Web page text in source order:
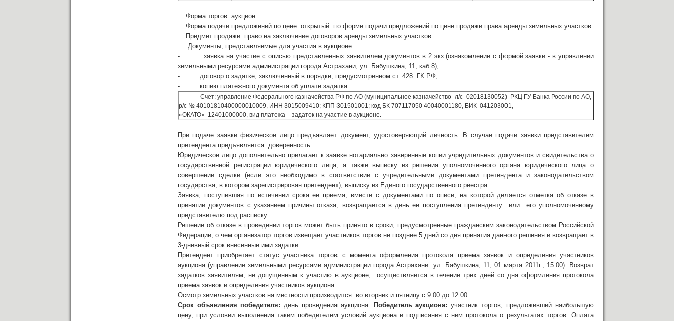
Форма торгов: аукцион.
Форма подачи предложений по цене: открытый по форме подачи предложений по цене продажи права аренды земельных участков.
Предмет продажи: право на заключение договоров аренды земельных участков.
Документы, представляемые для участия в аукционе:
- заявка на участие с описью представленных заявителем документов в 2 экз.(ознакомление с формой заявки - в управлении
земельными ресурсами администрации города Астрахани, ул. Бабушкина, 11, каб.8);
- договор о задатке, заключенный в порядке, предусмотренном ст. 428 ГК РФ;
- копию платежного документа об уплате задатка.
Счет: управление Федерального казначейства РФ по АО (муниципальное казначейство- л/с 02018130052) РКЦ ГУ Банка России по АО,
р/с № 40101810400000010009, ИНН 3015009410; КПП 301501001; код БК 707117050 40040001180, БИК 041203001,
«ОКАТО» 12401000000, вид платежа – задаток на участие в аукционе.
При подаче заявки физическое лицо предъявляет документ, удостоверяющий личность. В случае подачи заявки представителем
претендента предъявляется доверенность.
Юридическое лицо дополнительно прилагает к заявке нотариально заверенные копии учредительных документов и свидетельства о
государственной регистрации юридического лица, а также выписку из решения уполномоченного органа юридического лица о
совершении сделки (если это необходимо в соответствии с учредительными документами претендента и законодательством
государства, в котором зарегистрирован претендент), выписку из Единого государственного реестра.
Заявка, поступившая по истечении срока ее приема, вместе с документами по описи, на которой делается отметка об отказе в
принятии документов с указанием причины отказа, возвращается в день ее поступления претенденту или его уполномоченному
представителю под расписку.
Решение об отказе в проведении торгов может быть принято в сроки, предусмотренные гражданским законодательством Российской
Федерации, о чем организатор торгов извещает участников торгов не позднее 5 дней со дня принятия данного решения и возвращает в
3-дневный срок внесенные ими задатки.
Претендент приобретает статус участника торгов с момента оформления протокола приема заявок и определения участников
аукциона (управление земельными ресурсами администрации города Астрахани: ул. Бабушкина, 11; 01 марта 2011г., 15.00). Возврат
задатков заявителям, не допущенным к участию в аукционе, осуществляется в течение трех дней со дня оформления протокола
приема заявок и определения участников аукциона.
Осмотр земельных участков на местности производится во вторник и пятницу с 9.00 до 12.00.
Cрок объявления победителя: день проведения аукциона. Победитель аукциона: участник торгов, предложивший наибольшую
цену, при условии выполнения таким победителем условий аукциона и подписания с ним протокола о результатах торгов. Оплата